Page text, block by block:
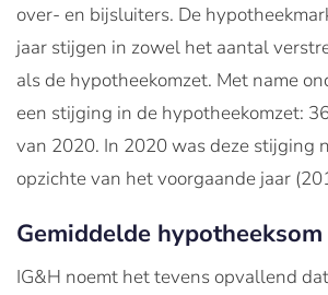
over- en bijsluiters. De
jaar stijgen in zowel het aantal
als de hypotheekomzet. Met name
een stijging in de hypotheekomzet:
van 2020. In 2020 was deze stijging
opzichte van het voorgaande jaar
Gemiddelde
IG&H noemt het tevens opvallend